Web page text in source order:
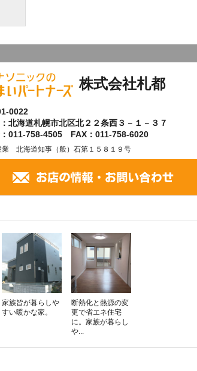
株式会社札都
0022
北海道札幌市北区北２２条西３－１－３７
011-758-4505 FAX：011-758-6020
業 北海道知事（般）石第１５８１９号
家族皆が暮らしや
すい暖かな家。
断熱化と熱源の変
更で省エネ住宅
に。家族が暮らし
や...